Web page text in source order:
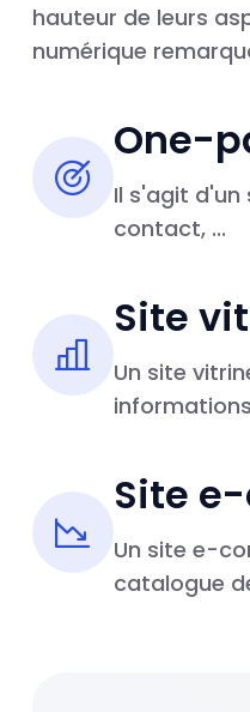
hauteur de leurs
numérique
One-
Il s'agit d'un
contact, ...
Site
Un site
Site
Un site e-
catalogue